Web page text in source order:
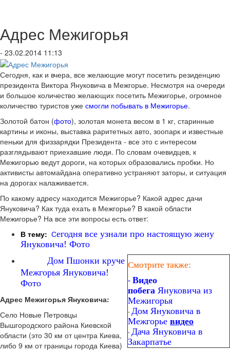
Адрес Межигорья
- 23.02.2014 11:13
Сегодня, как и вчера, все желающие могут посетить резиденцию
президента Виктора Януковича в Межгорье. Несмотря на очереди
и большое количество желающих посетить Межигорье, огромное
количество туристов уже смогли побывать в Межигорье.
Золотой батон (фото), золотая монета весом в 1 кг, старинные
картины и иконы, выставка раритетных авто, зоопарк и известные
пеньки для физзарядки Президента - все это с интересом
разглядывают приехавшие люди. По словам очевидцев, к
Межигорью ведут дороги, на которых образовались пробки. Но
активисты автомайдана оперативно устраняют заторы, и ситуация
на дорогах налаживается.
По какому адресу находится Межигорье? Какой адрес дачи
Януковича? Как туда ехать в Межгорье? В какой области
Межигорье? На все эти вопросы есть ответ:
В тему: Сегодня все узнали про настоящую жену
Януковича! Фото
Смотрите также:
- Видео
побега Януковича из
Межигорья
- Дом Януковича в
Межгорье видео
- Дача Януковича в
Закарпатье
Дом Пшонки круче
Межгорья Януковича!
Фото
Адрес Межигорья Януковича:
Село Новые Петровцы
Вышгородского района Киевской
области (это 30 км от центра Киева,
либо 9 км от границы города Киева)